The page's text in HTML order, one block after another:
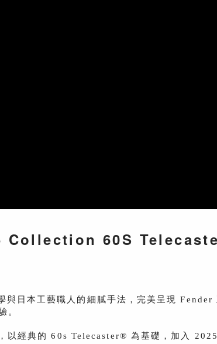
60S Telecaster
日本工藝職人的細膩手法，完美呈現 Fender
。
典的 60s Telecaster® 為基礎，加入 2025